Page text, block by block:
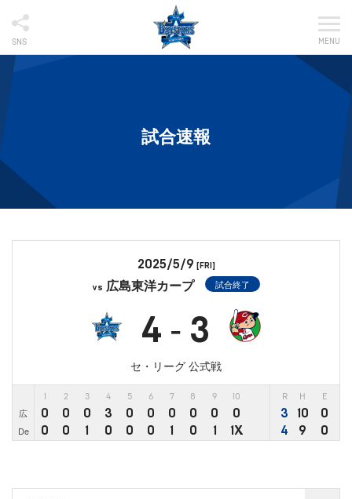
SNS MENU
試合速報
2025/5/9 [FRI]
vs 広島東洋カープ 試合終了
4 - 3
セ・リーグ 公式戦
2 3 4 5 6 7 8 9 10 R H E
広 0 0 0 3 0 0 0 0 0 0 3 10 0
De 0 0 1 0 0 0 1 0 1 1X 4 9 0